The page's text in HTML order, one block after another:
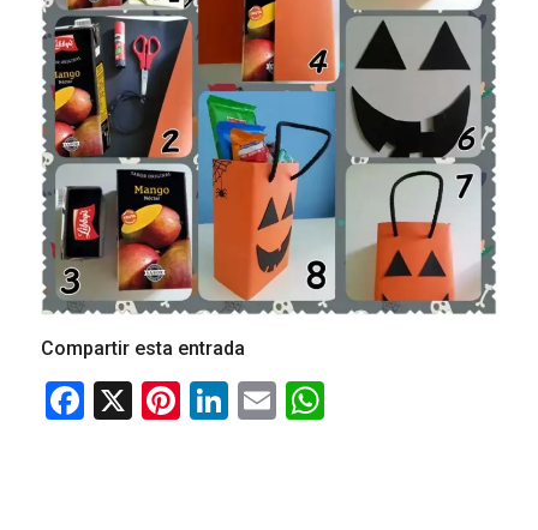
Compartir esta entrada